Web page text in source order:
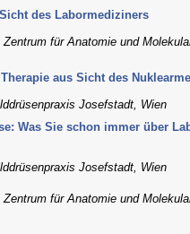
des Labormediziners
für Anatomie und
aus Sicht des
Josefstadt, Wien
Was Sie schon immer über
Josefstadt, Wien
für Anatomie und